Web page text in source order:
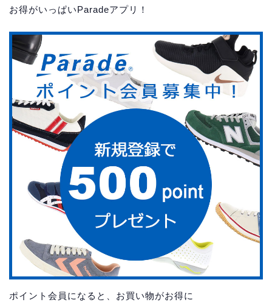
お得がいっぱいParadeアプリ！
ポイント会員になると、お買い物がお得に